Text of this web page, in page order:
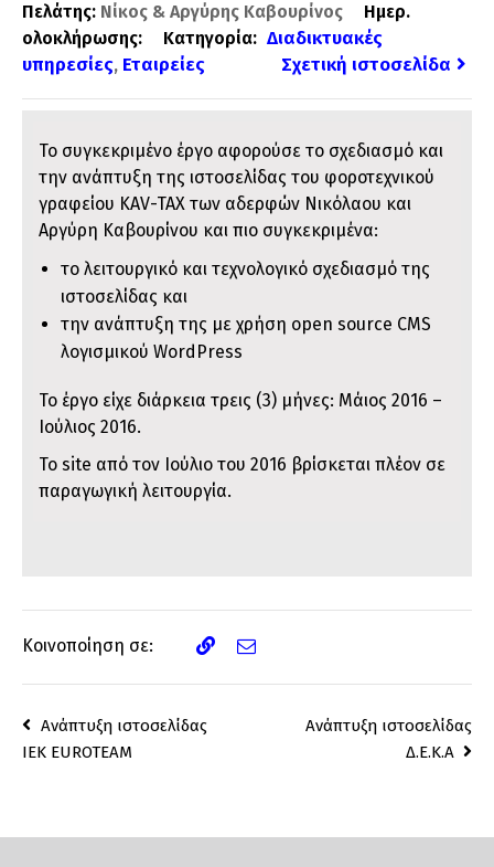
Πελάτης: Νίκος & Αργύρης Καβουρίνος
Ημερ.
ολοκλήρωσης:
Κατηγορία: Διαδικτυακές
υπηρεσίες, Εταιρείες Σχετική ιστοσελίδα
Το συγκεκριμένο έργο αφορούσε το σχεδιασμό και
την ανάπτυξη της ιστοσελίδας του φοροτεχνικού
γραφείου KAV-TAX των αδερφών Νικόλαου και
Αργύρη Καβουρίνου και πιο συγκεκριμένα:
το λειτουργικό και τεχνολογικό σχεδιασμό της
ιστοσελίδας και
την ανάπτυξη της με χρήση open source CMS
λογισμικού WordPress
Το έργο είχε διάρκεια τρεις (3) μήνες: Μάιος 2016 –
Ιούλιος 2016.
Το site από τον Ιούλιο του 2016 βρίσκεται πλέον σε
παραγωγική λειτουργία.
Κοινοποίηση σε:
Ανάπτυξη ιστοσελίδας
ΙΕΚ EUROTEAM
Ανάπτυξη ιστοσελίδας
Δ.Ε.Κ.Α